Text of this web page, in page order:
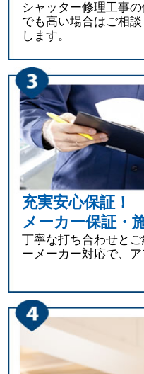
シャッター修理工事
でも高い場合はご相
します。
充実安心保証！
メーカー保証・
丁寧な打ち合わせと
ーメーカー対応で、